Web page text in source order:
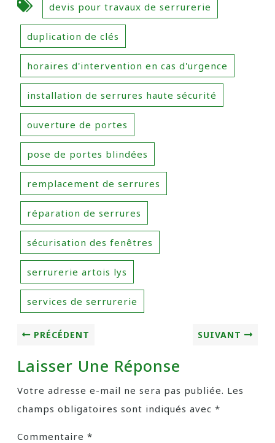
devis pour travaux de serrurerie
duplication de clés
horaires d'intervention en cas d'urgence
installation de serrures haute sécurité
ouverture de portes
pose de portes blindées
remplacement de serrures
réparation de serrures
sécurisation des fenêtres
serrurerie artois lys
services de serrurerie
PRÉCÉDENT SUIVANT
Laisser Une Réponse
Votre adresse e-mail ne sera pas publiée. Les
champs obligatoires sont indiqués avec *
Commentaire *